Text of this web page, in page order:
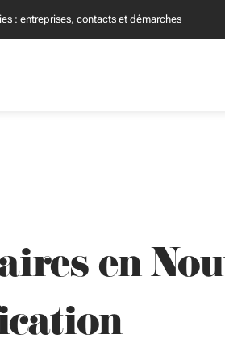
: entreprises, contacts et démarches
en